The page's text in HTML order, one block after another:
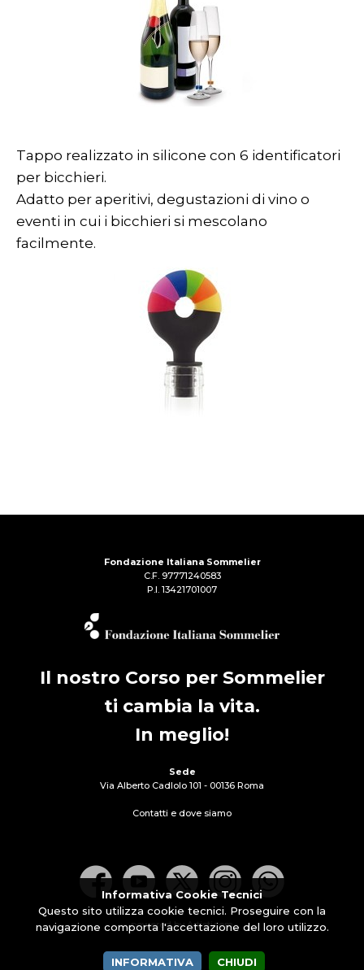
Tappo realizzato in silicone con 6 identificatori
per bicchieri.
Adatto per aperitivi, degustazioni di vino o
eventi in cui i bicchieri si mescolano
facilmente.
Fondazione Italiana Sommelier
C.F. 97771240583
P.I. 13421701007
Il nostro Corso per Sommelier
ti cambia la vita.
In meglio!
Sede
Via Alberto Cadlolo 101 - 00136 Roma
Contatti e dove siamo
powered by Artisticom
Informativa Cookie Tecnici
Questo sito utilizza cookie tecnici. Proseguire con la
navigazione comporta l'accettazione del loro utilizzo.
INFORMATIVA CHIUDI